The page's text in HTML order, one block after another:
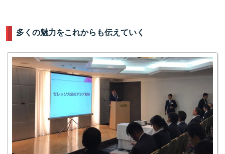
多くの魅力をこれからも伝えていく